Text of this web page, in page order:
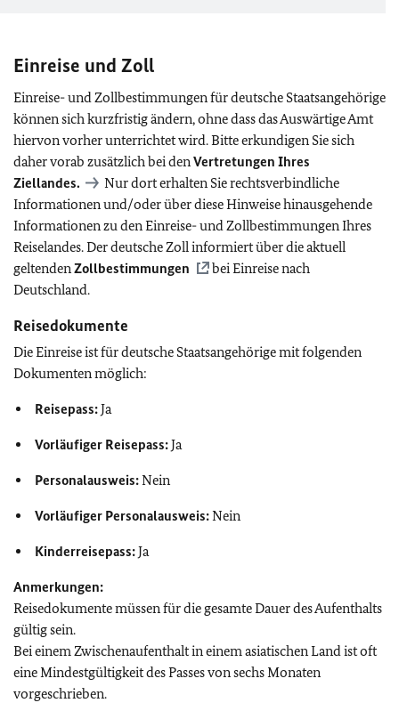
Einreise und Zoll
Einreise- und Zollbestimmungen für deutsche Staatsangehörige
können sich kurzfristig ändern, ohne dass das Auswärtige Amt
hiervon vorher unterrichtet wird. Bitte erkundigen Sie sich
daher vorab zusätzlich bei denVertretungen Ihres
Ziellandes.
Nur dort erhalten Sie rechtsverbindliche
Informationen und/oder über diese Hinweise hinausgehende
Informationen zu den Einreise- und Zollbestimmungen Ihres
Reiselandes. Der deutsche Zoll informiert über die aktuell
geltendenZollbestimmungen
bei Einreise nach
Deutschland.
Reisedokumente
Die Einreise ist für deutsche Staatsangehörige mit folgenden
Dokumenten möglich:
Reisepass:Ja
Vorläufiger Reisepass:Ja
Personalausweis:Nein
Vorläufiger Personalausweis:Nein
Kinderreisepass:Ja
Anmerkungen:
Reisedokumente müssen für die gesamte Dauer des Aufenthalts
gültig sein.
Bei einem Zwischenaufenthalt in einem asiatischen Land ist oft
eine Mindestgültigkeit des Passes von sechs Monaten
vorgeschrieben.